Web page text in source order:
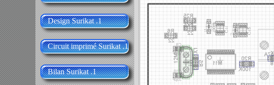
Design Surikat .1
Circuit imprimé Surikat .1
Bilan Surikat .1